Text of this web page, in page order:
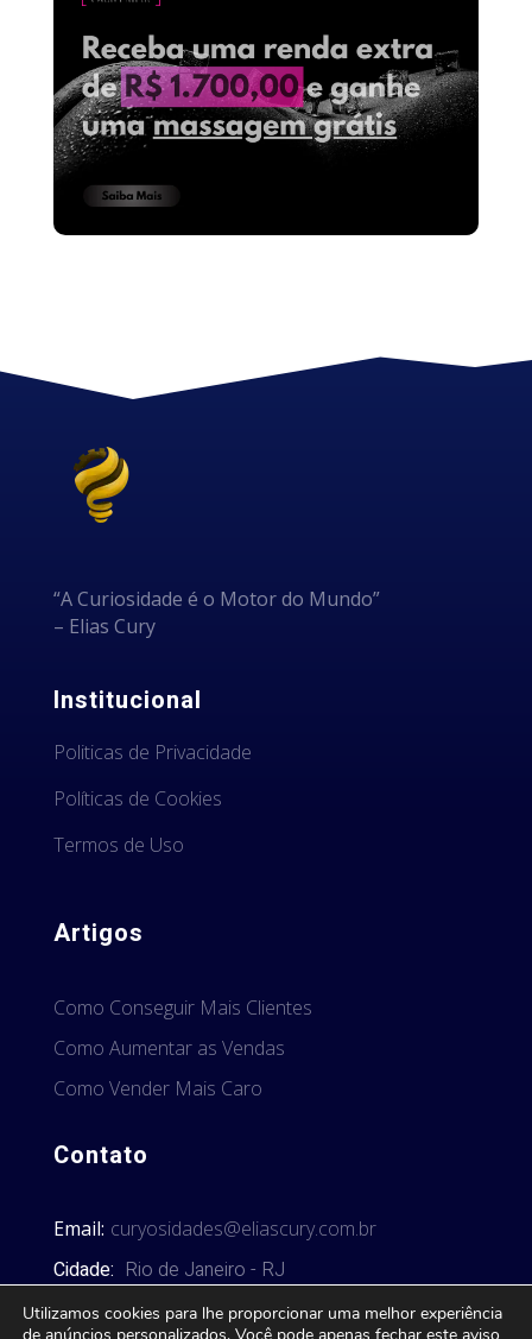
“A Curiosidade é o Motor do Mundo”
– Elias Cury
Institucional
Politicas de Privacidade
Políticas de Cookies
Termos de Uso
Artigos
Como Conseguir Mais Clientes
Como Aumentar as Vendas
Como Vender Mais Caro
Contato
Email: curyosidades@eliascury.com.br
Cidade: Rio de Janeiro - RJ
Utilizamos cookies para lhe proporcionar uma melhor experiência